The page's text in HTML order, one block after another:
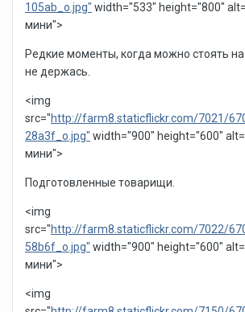
105ab_o.jpg" width="533" height="800"
мини">
Редкие моменты, когда можно стоять на
не держась.
<img
src="http://farm8.staticflickr.com/7021/
28a3f_o.jpg" width="900" height="600"
мини">
Подготовленные товарищи.
<img
src="http://farm8.staticflickr.com/7022/
58b6f_o.jpg" width="900" height="600"
мини">
<img